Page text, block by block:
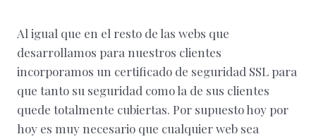
Al igual que en el resto de las webs que
desarrollamos para nuestros clientes
incorporamos un certificado de seguridad SSL para
que tanto su seguridad como la de sus clientes
quede totalmente cubiertas. Por supuesto hoy por
hoy es muy necesario que cualquier web sea